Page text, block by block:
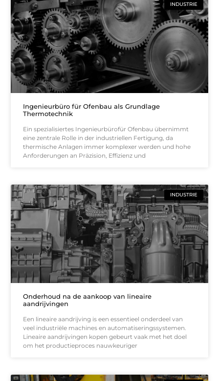
INDUSTRIE
Ingenieurbüro für Ofenbau als Grundlage
Thermotechnik
Ein spezialisiertes Ingenieurbürofür Ofenbau übernimmt
eine zentrale Rolle in der industriellen Fertigung, da
thermische Anlagen immer komplexer werden und hohe
Anforderungen an Präzision, Effizienz und
INDUSTRIE
Onderhoud na de aankoop van lineaire
aandrijvingen
Een lineaire aandrijving is een essentieel onderdeel van
veel industriële machines en automatiseringssystemen.
Lineaire aandrijvingen kopen gebeurt vaak met het doel
om het productieproces nauwkeuriger